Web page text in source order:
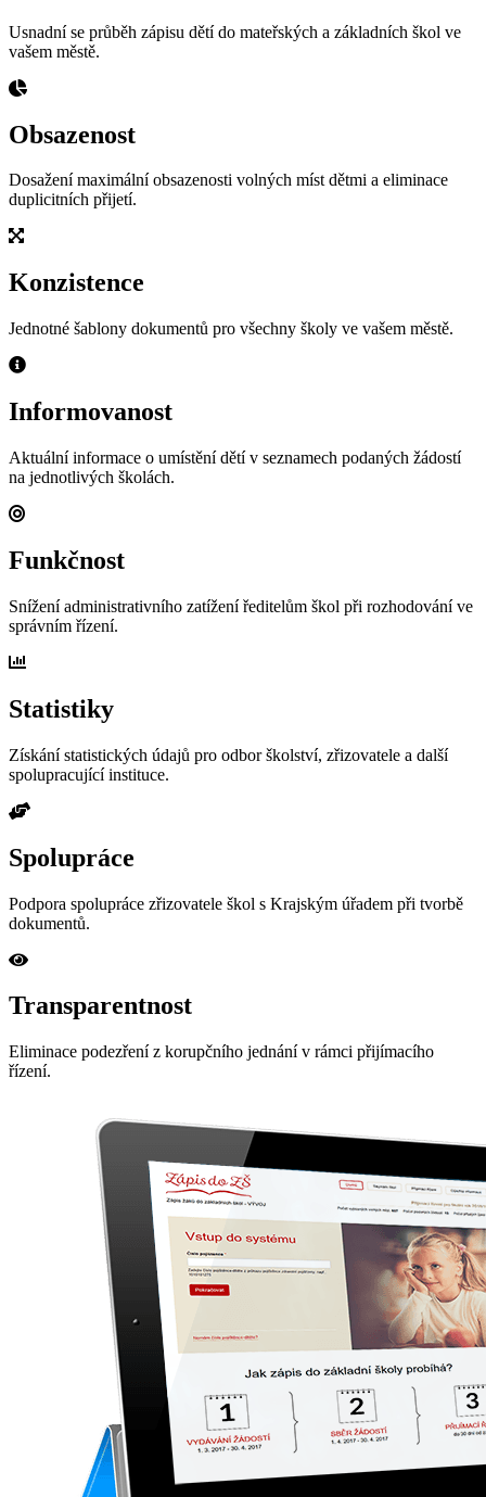
Usnadní se průběh zápisu dětí do mateřských a základních škol ve
vašem městě.
Obsazenost
Dosažení maximální obsazenosti volných míst dětmi a eliminace
duplicitních přijetí.
Konzistence
Jednotné šablony dokumentů pro všechny školy ve vašem městě.
Informovanost
Aktuální informace o umístění dětí v seznamech podaných žádostí
na jednotlivých školách.
Funkčnost
Snížení administrativního zatížení ředitelům škol při rozhodování ve
správním řízení.
Statistiky
Získání statistických údajů pro odbor školství, zřizovatele a další
spolupracující instituce.
Spolupráce
Podpora spolupráce zřizovatele škol s Krajským úřadem při tvorbě
dokumentů.
Transparentnost
Eliminace podezření z korupčního jednání v rámci přijímacího
řízení.